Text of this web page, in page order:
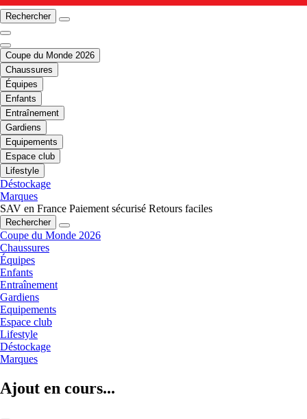
Rechercher
Coupe du Monde 2026
Chaussures
Équipes
Enfants
Entraînement
Gardiens
Equipements
Espace club
Lifestyle
Déstockage
Marques
SAV en France Paiement sécurisé Retours faciles
Rechercher
Coupe du Monde 2026
Chaussures
Équipes
Enfants
Entraînement
Gardiens
Equipements
Espace club
Lifestyle
Déstockage
Marques
Ajout en cours...